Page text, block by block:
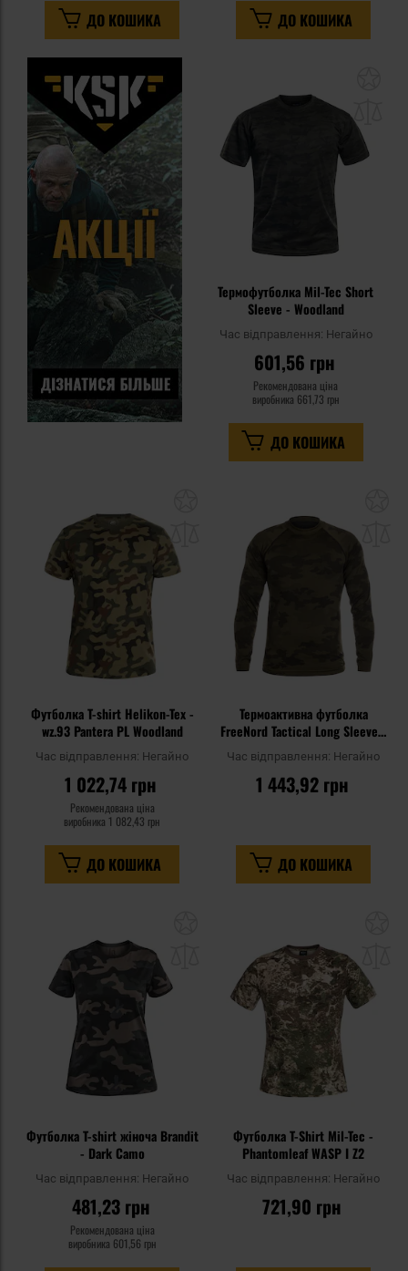
ДО КОШИКА ДО КОШИКА
Термофутболка Mil-Tec Short
Sleeve - Woodland
Час відправлення: Негайно
601,56 грн
Рекомендована ціна
виробника 661,73 грн
ДО КОШИКА
списку
уподобань
Футболка T-shirt Helikon-Tex -
wz.93 Pantera PL Woodland
Час відправлення: Негайно
1 022,74 грн
Рекомендована ціна
виробника 1 082,43 грн
ДО КОШИКА
Термоактивна футболка
FreeNord Tactical Long Sleeve -
Час відправлення: Негайно
1 443,92 грн
ДО КОШИКА
списку
уподобань
Футболка T-shirt жіноча Brandit
- Dark Camo
Час відправлення: Негайно
481,23 грн
Рекомендована ціна
виробника 601,56 грн
Футболка T-Shirt Mil-Tec -
Phantomleaf WASP I Z2
Час відправлення: Негайно
721,90 грн